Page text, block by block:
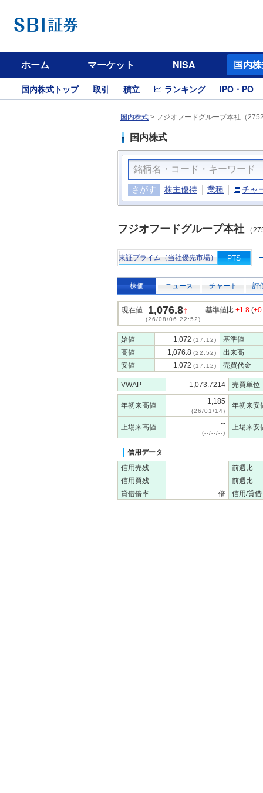
ホーム マーケット NISA 国内
国内株式トップ 取引 積立 ランキング IPO・PO
国内株式 > フジオフードグループ本社（
国内株式
さがす 株主優待 業種 チャ
フジオフードグループ本社 （
東証プライム（当社優先市場） PTS
株価 ニュース チャート 評
現在値 1,076.8↑
(26/08/06 22:52)
基準値比 +1.8 (
始値 1,072 (17:12)
基準値
高値
1,076.8 (22:52)
出来高
安値
1,072 (17:12) 売買代金
VWAP 1,073.7214 売買単位
年初来高値 1,185
(26/01/14)
年初来安
上場来高値 --
(--/--/--)
上場来安
信用データ
信用売残
--
前週比
信用買残
--
前週比
貸借倍率
--倍 信用/貸借